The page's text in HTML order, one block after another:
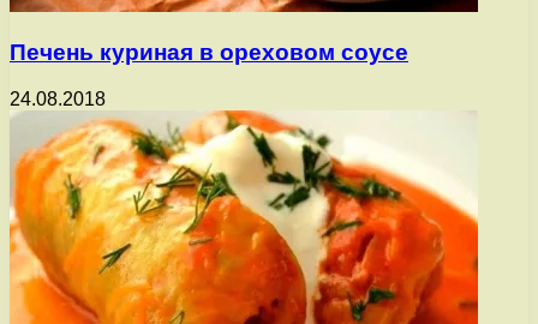
Печень куриная в ореховом соусе
24.08.2018